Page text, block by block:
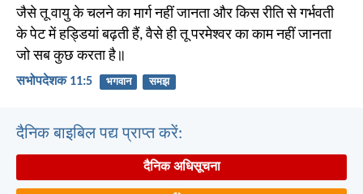
जैसे तू वायु के चलने का मार्ग नहीं जानता और किस रीति से गर्भवती
के पेट में हड्डियां बढ़ती हैं, वैसे ही तू परमेश्वर का काम नहीं जानता
जो सब कुछ करता है॥
सभोपदेशक 11:5 भगवान समझ
दैनिक बाइबिल पद्य प्राप्त करें:
दैनिक अधिसूचना